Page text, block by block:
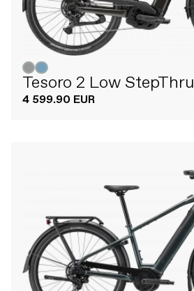
Tesoro 2 Low StepThru
4 599.90 EUR